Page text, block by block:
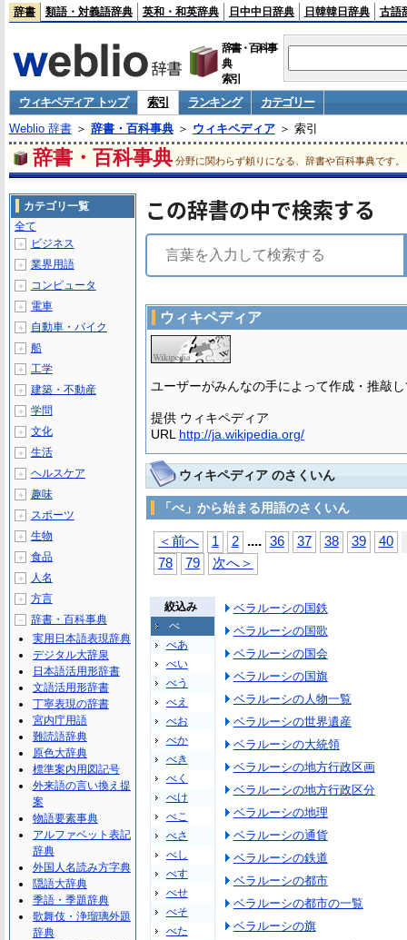
辞書 類語・対義語辞典 英和・和英辞典 日中中日辞典 日韓韓日辞典 古語
辞書・百科事
典
索引
ウィキペディア トップ 索引 ランキング
カテゴリー
Weblio 辞書＞ 辞書・百科事典＞ ウィキペディア＞ 索引
辞書・百科事典 分野に関わらず頼りになる、辞書や百科事典です。
この辞書の中で検索する
ウィキペディア
ユーザーがみんなの手によって作成・推敲
提供 ウィキペディア
URL http://ja.wikipedia.org/
ウィキペディア のさくいん
「べ」から始まる用語のさくいん
＜前へ 1 2 .... 36 37 38 39 40
78
79 次へ＞
絞込み
べ
べあ
べい
べう
べえ
べお
べか
べき
べく
べけ
べこ
べさ
べし
べす
べせ
べそ
べた
ベラルーシの国鉄
ベラルーシの国歌
ベラルーシの国会
ベラルーシの国旗
ベラルーシの人物一覧
ベラルーシの世界遺産
ベラルーシの大統領
ベラルーシの地方行政区画
ベラルーシの地方行政区分
ベラルーシの地理
ベラルーシの通貨
ベラルーシの鉄道
ベラルーシの都市
ベラルーシの都市の一覧
ベラルーシの旗
カテゴリ一覧
全て
＋ ビジネス
＋ 業界用語
＋ コンピュータ
＋ 電車
＋ 自動車・バイク
＋ 船
＋ 工学
＋ 建築・不動産
＋ 学問
＋ 文化
＋ 生活
＋ ヘルスケア
＋ 趣味
＋ スポーツ
＋ 生物
＋ 食品
＋ 人名
＋ 方言
－
辞書・百科事典
実用日本語表現辞典
デジタル大辞泉
日本語活用形辞書
文語活用形辞書
丁寧表現の辞書
宮内庁用語
難読語辞典
原色大辞典
標準案内用図記号
外来語の言い換え提
案
物語要素事典
アルファベット表記
辞典
外国人名読み方字典
隠語大辞典
季語・季題辞典
歌舞伎・浄瑠璃外題
辞典